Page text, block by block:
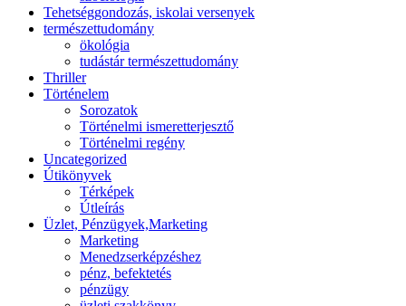
Tehetséggondozás, iskolai versenyek
természettudomány
ökológia
tudástár természettudomány
Thriller
Történelem
Sorozatok
Történelmi ismeretterjesztő
Történelmi regény
Uncategorized
Útikönyvek
Térképek
Útleírás
Üzlet, Pénzügyek,Marketing
Marketing
Menedzserképzéshez
pénz, befektetés
pénzügy